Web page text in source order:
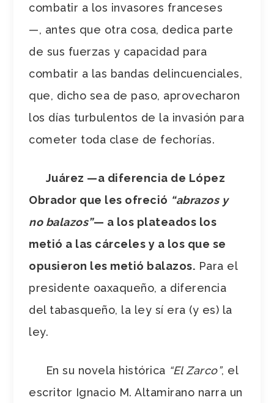
combatir a los invasores franceses
—, antes que otra cosa, dedica parte
de sus fuerzas y capacidad para
combatir a las bandas delincuenciales,
que, dicho sea de paso, aprovecharon
los días turbulentos de la invasión para
cometer toda clase de fechorías.
Juárez —a diferencia de López
Obrador que les ofreció “abrazos y
no balazos”— a los plateados los
metió a las cárceles y a los que se
opusieron les metió balazos. Para el
presidente oaxaqueño, a diferencia
del tabasqueño, la ley sí era (y es) la
ley.
En su novela histórica “El Zarco”, el
escritor Ignacio M. Altamirano narra un